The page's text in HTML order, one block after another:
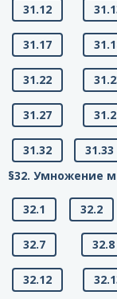
31.12
31.17
31.22
31.27
31.32
31.33
§32. Умножение
32.1 32.2
32.7 32.8
32.12